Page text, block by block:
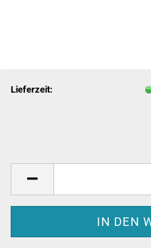
Lieferzeit: